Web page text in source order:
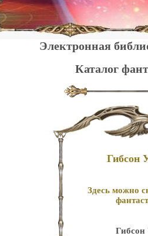
Электронная
Каталог
Гибсон
Здесь можно
Гибсон